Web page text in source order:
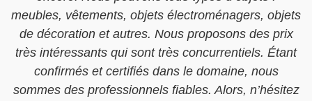
meubles, vêtements, objets électroménagers, objets
de décoration et autres. Nous proposons des prix
très intéressants qui sont très concurrentiels. Étant
confirmés et certifiés dans le domaine, nous
sommes des professionnels fiables. Alors, n’hésitez